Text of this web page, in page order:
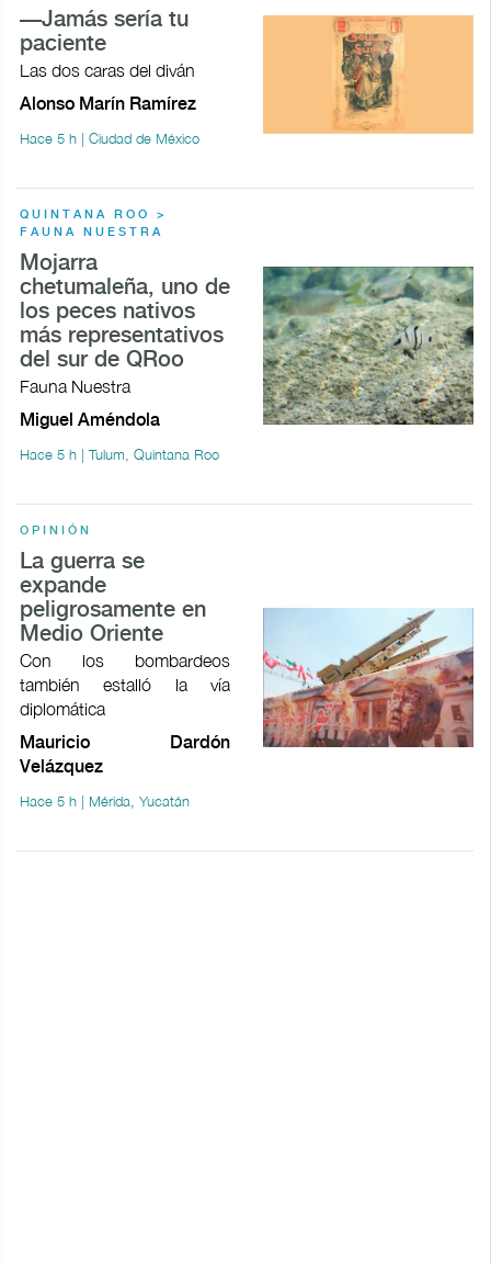
—Jamás sería tu
paciente
Las dos caras del diván
Alonso Marín Ramírez
Hace 5 h | Ciudad de México
QUINTANA ROO >
FAUNA NUESTRA
Mojarra
chetumaleña, uno de
los peces nativos
más representativos
del sur de QRoo
Fauna Nuestra
Miguel Améndola
Hace 5 h | Tulum, Quintana Roo
OPINIÓN
La guerra se
expande
peligrosamente en
Medio Oriente
Con los bombardeos
también estalló la vía
diplomática
Mauricio Dardón
Velázquez
Hace 5 h | Mérida, Yucatán